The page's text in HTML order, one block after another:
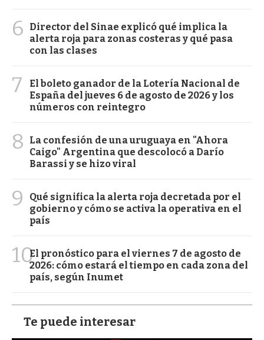
6
Director del Sinae explicó qué implica la
alerta roja para zonas costeras y qué pasa
con las clases
7
El boleto ganador de la Lotería Nacional de
España del jueves 6 de agosto de 2026 y los
números con reintegro
8
La confesión de una uruguaya en "Ahora
Caigo" Argentina que descolocó a Darío
Barassi y se hizo viral
9
Qué significa la alerta roja decretada por el
gobierno y cómo se activa la operativa en el
país
10El pronóstico para el viernes 7 de agosto de
2026: cómo estará el tiempo en cada zona del
país, según Inumet
Te puede interesar